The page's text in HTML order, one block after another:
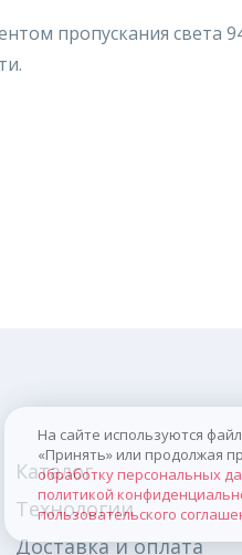
пропускания света
Каталог
Технологии
Доставка и оплата
На сайте используются
«Принять» или продолжая
обработку персональных
политикой
пользовательского